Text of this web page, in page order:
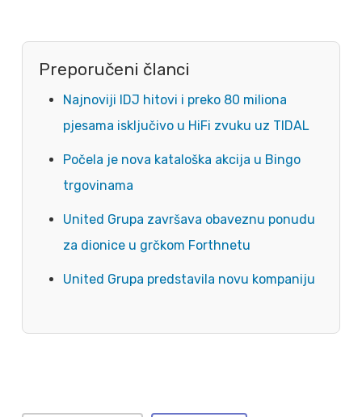
Preporučeni članci
Najnoviji IDJ hitovi i preko 80 miliona
pjesama isključivo u HiFi zvuku uz TIDAL
Počela je nova kataloška akcija u Bingo
trgovinama
United Grupa završava obaveznu ponudu
za dionice u grčkom Forthnetu
United Grupa predstavila novu kompaniju